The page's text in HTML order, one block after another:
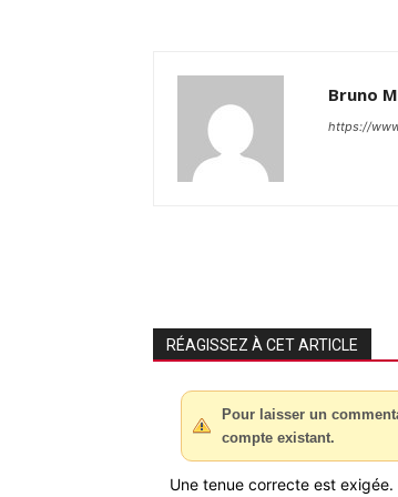
Bruno
https://
RÉAGISSEZ À CET ARTICLE
Pour laisser un
compte existant.
Une tenue correcte est